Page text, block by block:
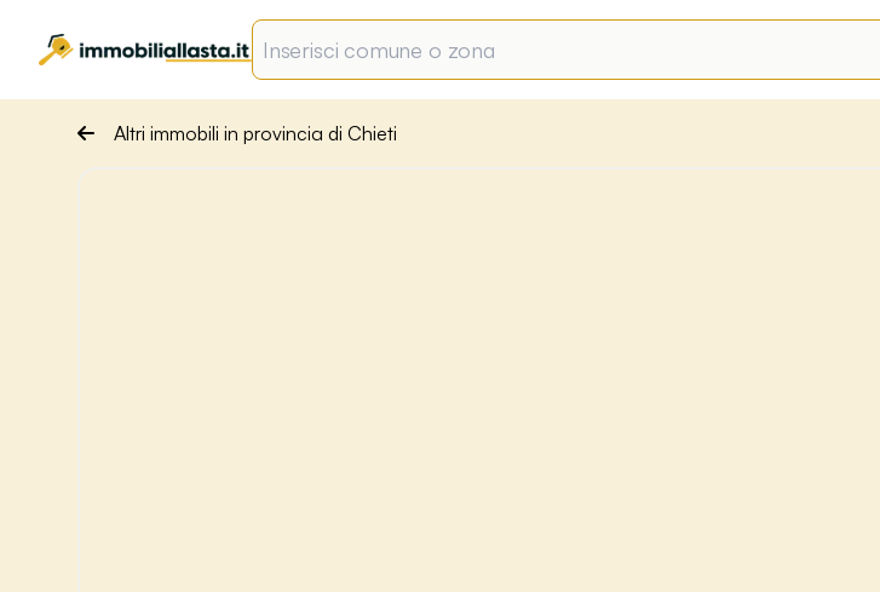
Altri immobili in provincia di Chieti